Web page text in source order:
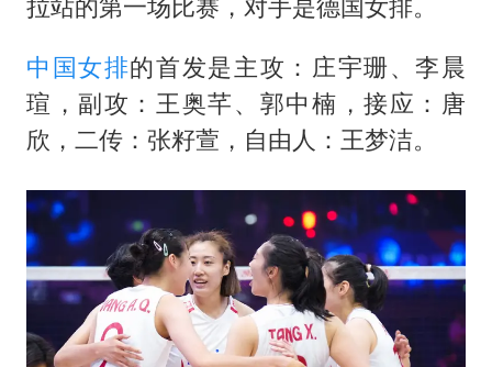
王艺迪无缘横滨赛决赛
泰国：高度重视中国游客旅游体验
于东来直播和胖东来核心团队开会
2025年小学教师减少13.19万
《龙餐馆》 冲奖
构建更高水平的全民健身公共服务体系
中国女排的首发是主攻：庄宇珊、李晨
瑄，副攻：王奥芊、郭中楠，接应：唐
欣，二传：张籽萱，自由人： 王梦洁。